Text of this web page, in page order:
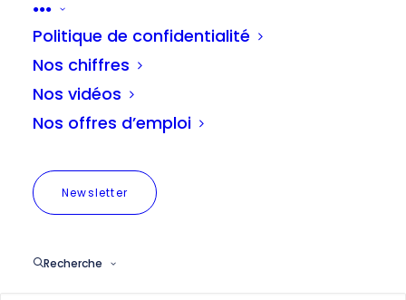
●●●
Politique de confidentialité
Nos chiffres
Nos vidéos
Nos offres d’emploi
Newsletter
Recherche
Introduction
En Région bruxelloise, le trafic routier est
d’oxydes d’azote (NOx). Notre campagne
#LesChercheursDair
retrouve dans les cours des écoles de la